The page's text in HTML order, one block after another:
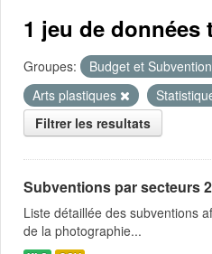
1 jeu de données
Groupes: Budget et Subvention
Arts plastiques
Filtrer les resultats
Subventions par secteurs
Liste détaillée des subventions
de la photographie...